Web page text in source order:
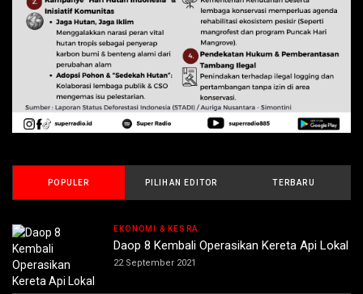
POPULER PILIHAN EDITOR TERBARU
EKONOMI & KESRA
Daop 8 Kembali Operasikan Kereta Api Lokal
22 September 2021